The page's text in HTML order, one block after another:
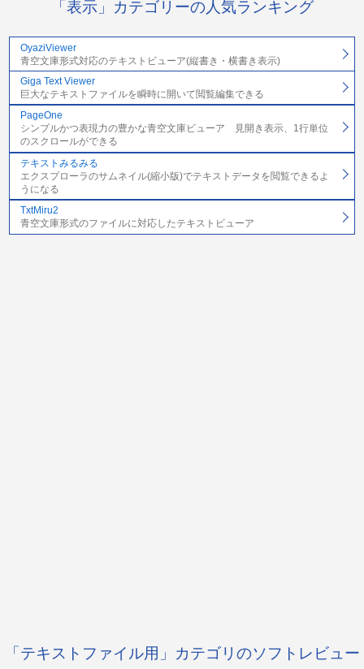
「表示」カテゴリーの人気ランキング
OyaziViewer
青空文庫形式対応のテキストビューア(縦書き・横書き表示)
Giga Text Viewer
巨大なテキストファイルを瞬時に開いて閲覧編集できる
PageOne
シンプルかつ表現力の豊かな青空文庫ビューア 見開き表示、1行単位
のスクロールができる
テキストみるみる
エクスプローラのサムネイル(縮小版)でテキストデータを閲覧できるよ
うになる
TxtMiru2
青空文庫形式のファイルに対応したテキストビューア
「テキストファイル用」カテゴリのソフトレビュー